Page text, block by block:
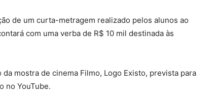
de um curta-metragem realizado pelos alunos ao
com uma verba de R$ 10 mil destinada às
mostra de cinema Filmo, Logo Existo, prevista para
no YouTube.